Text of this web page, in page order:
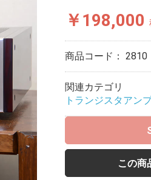
￥198,000
商品コード： 2810
関連カテゴリ
トランジスタアン
この商